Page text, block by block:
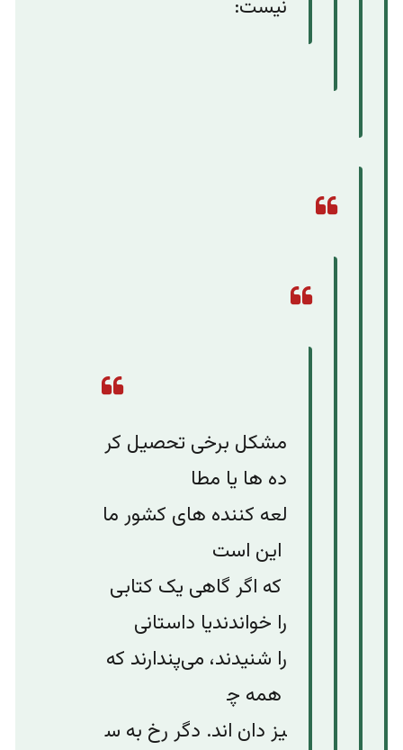
نیست:
مشکل برخی تحصیل کر
ده ها یا مطا
لعه‌ کننده های کشور ما
این است
که اگر گاهی یک کتابی
را خواندندیا داستانی
را شنیدند، می‌پندارند که
همه چ
یز دان‌ اند. دگر رخ به س